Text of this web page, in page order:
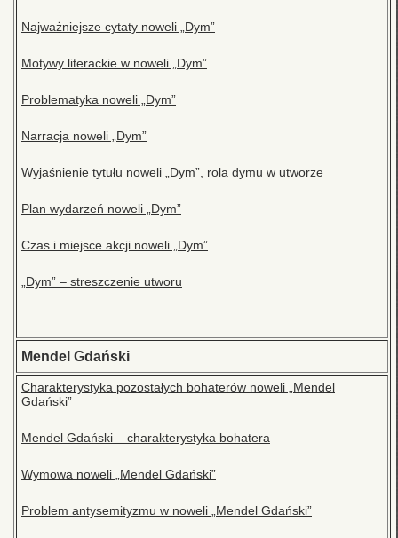
Najważniejsze cytaty noweli „Dym”
Motywy literackie w noweli „Dym”
Problematyka noweli „Dym”
Narracja noweli „Dym”
Wyjaśnienie tytułu noweli „Dym”, rola dymu w utworze
Plan wydarzeń noweli „Dym”
Czas i miejsce akcji noweli „Dym”
„Dym” – streszczenie utworu
Mendel Gdański
Charakterystyka pozostałych bohaterów noweli „Mendel
Gdański”
Mendel Gdański – charakterystyka bohatera
Wymowa noweli „Mendel Gdański”
Problem antysemityzmu w noweli „Mendel Gdański”